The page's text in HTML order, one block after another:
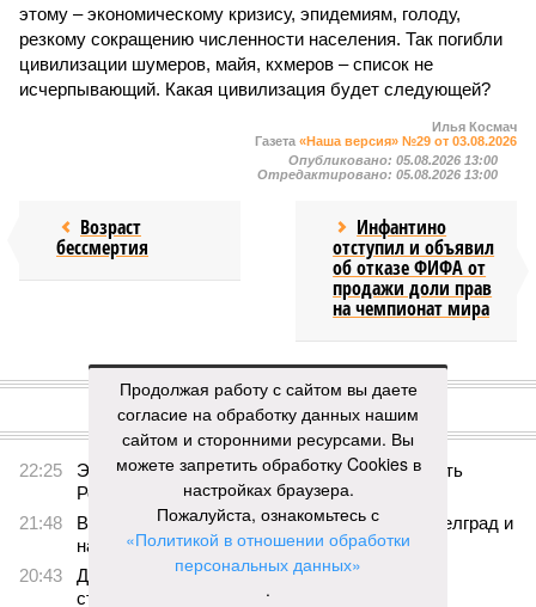
этому – экономическому кризису, эпидемиям, голоду,
резкому сокращению численности населения. Так погибли
цивилизации шумеров, майя, кхмеров – список не
исчерпывающий. Какая цивилизация будет следующей?
Илья Космач
Газета «Наша версия» №29 от 03.08.2026
Опубликовано: 05.08.2026 13:00
Отредактировано: 05.08.2026 13:00
Возраст
бессмертия
Инфантино
отступил и объявил
об отказе ФИФА от
продажи доли прав
на чемпионат мира
КОММЕНТАРИИ 1
Версия //Конфликт
В нескольких станциях от уже сданного
«Сказочного леса» пайщики ЖК «Станция Л» продолжают ждать от
компании Capital Group начала реальной достройки
В нескольких станциях от уже сданного «Сказочного
леса» пайщики ЖК «Станция Л» продолжают ждать от
«Станция ожидания» для дольщиков
Продолжая работу с сайтом вы даете
согласие на обработку данных нашим
сайтом и сторонними ресурсами. Вы
можете запретить обработку Cookies в
настройках браузера.
Пожалуйста, ознакомьтесь с
«Политикой в отношении обработки
персональных данных»
.